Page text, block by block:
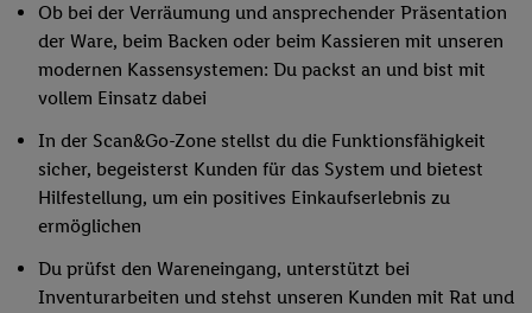
Ob bei der Verräumung und ansprechender Präsentation
der Ware, beim Backen oder beim Kassieren mit unseren
modernen Kassensystemen: Du packst an und bist mit
vollem Einsatz dabei
In der Scan&Go-Zone stellst du die Funktionsfähigkeit
sicher, begeisterst Kunden für das System und bietest
Hilfestellung, um ein positives Einkaufserlebnis zu
ermöglichen
Du prüfst den Wareneingang, unterstützt bei
Inventurarbeiten und stehst unseren Kunden mit Rat und